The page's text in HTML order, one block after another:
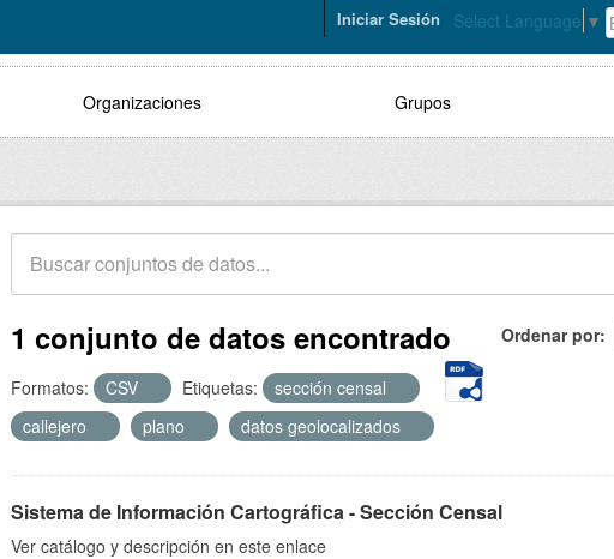
Select Language ▼
Iniciar Sesión
Organizaciones Grupos
Ordenar por
1 conjunto de datos encontrado
Formatos: CSV Etiquetas:
sección censal
callejero
plano datos geolocalizados
Sistema de Información Cartográfica - Sección Censal
Ver catálogo y descripción en este enlace